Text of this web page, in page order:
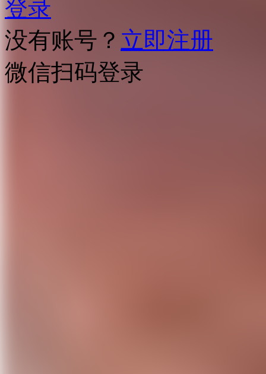
登录
没有账号？ 立即注册
微信扫码登录